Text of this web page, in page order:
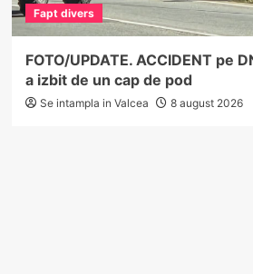
Fapt divers
FOTO/UPDATE. ACCIDENT pe
a izbit de un cap de pod
Se intampla in Valcea 8 august 2026